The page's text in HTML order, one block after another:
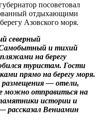
посоветовал
отдыхающими
Азовского моря.
северный
и тихий
на берегу
туристам. Гости
прямо на берегу моря.
размещения — отели,
можно отправиться на
истории и
рассказал Вениамин